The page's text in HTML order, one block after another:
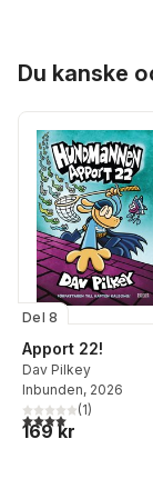
Du kanske
Del 8
Apport 22!
Dav Pilkey
Inbunden, 2026
4,0utav 5 stjärnor.
(1)
169 kr